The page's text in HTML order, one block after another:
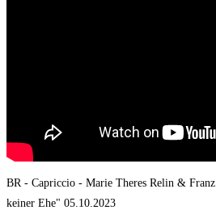
BR - Capriccio - Marie Theres Relin &
keiner Ehe" 05.10.2023